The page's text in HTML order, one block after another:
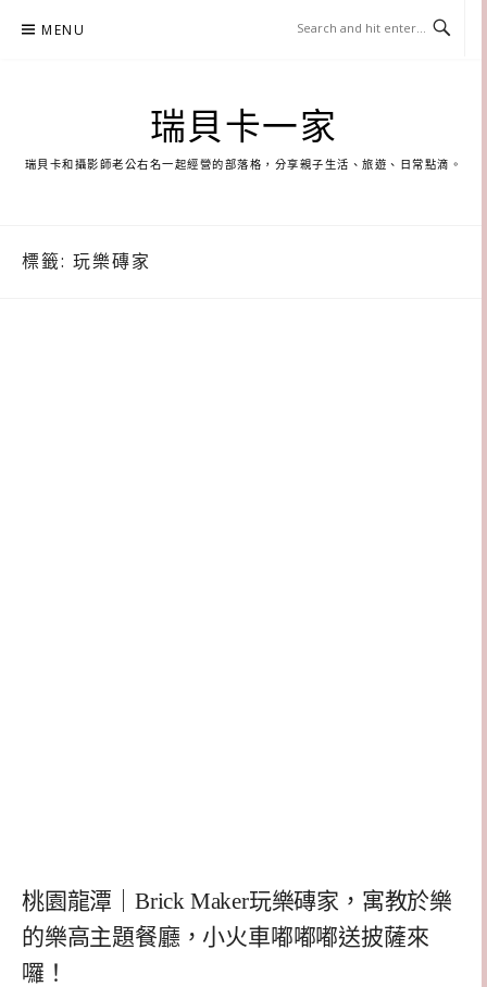
MENU
瑞貝卡一家
瑞貝卡和攝影師老公右名一起經營的部落格，分享親子生活、旅遊、日常點滴。
標籤: 玩樂磚家
桃園龍潭｜Brick Maker玩樂磚家，寓教於樂
的樂高主題餐廳，小火車嘟嘟嘟送披薩來
囉！